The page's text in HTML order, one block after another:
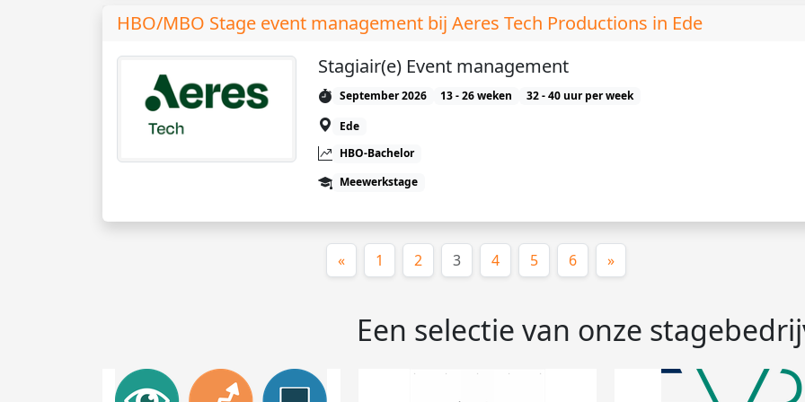
HBO/MBO Stage event management bij Aeres Tech Productions in Ede
Stagiair(e) Event management
September 2026 13 - 26 weken
32 - 40 uur per week
Ede
HBO-Bachelor
Meewerkstage
« 1 2 3(huidige)
4 5 6 »
Een selectie van onze